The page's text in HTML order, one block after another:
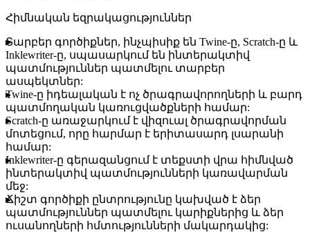
Հիմնական եզրակացություններ
Տարբեր գործիքներ, ինչպիսիք են Twine-ը, Scratch-ը և
Inklewriter-ը, սպասարկում են ինտերակտիվ
պատմություններ պատմելու տարբեր
ասպեկտներ:
Twine-ը իդեալական է ոչ ծրագրավորողների և բարդ
պատմողական կառուցվածքների համար:
Scratch-ը առաջարկում է վիզուալ ծրագրավորման
մոտեցում, որը հարմար է երիտասարդ լսարանի
համար:
Inklewriter-ը գերազանցում է տեքստի վրա հիմնված
ինտերակտիվ պատմությունների կառավարման
մեջ:
Ճիշտ գործիքի ընտրությունը կախված է ձեր
պատմություններ պատմելու կարիքներից և ձեր
ուսանողների հմտությունների մակարդակից: